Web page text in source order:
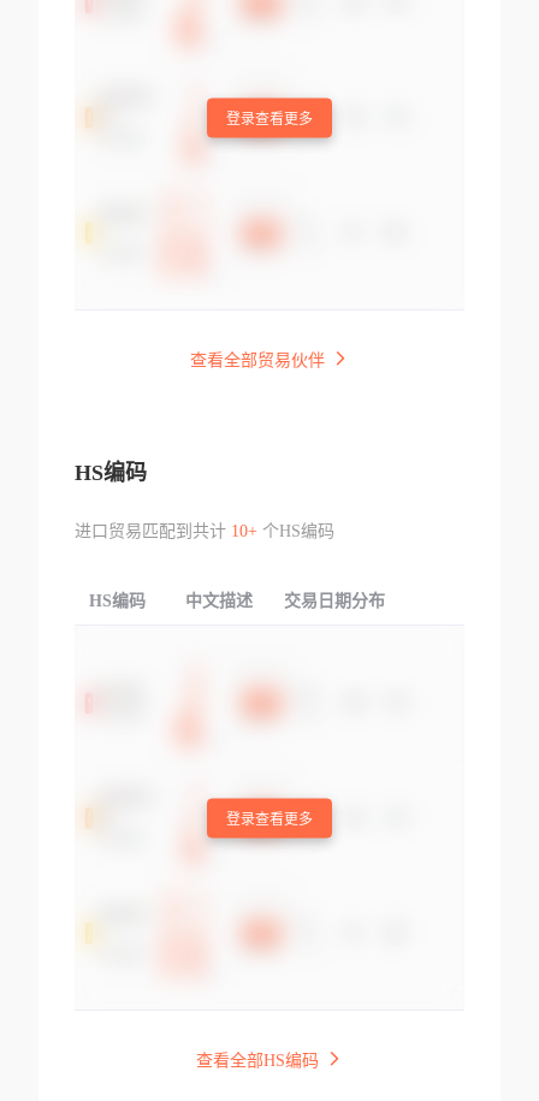
登录查看更多
查看全部贸易伙伴
HS编码
进口贸易匹配到共计 10+个HS编码
HS编码 中文描述 交易日期分布
登录查看更多
查看全部HS编码